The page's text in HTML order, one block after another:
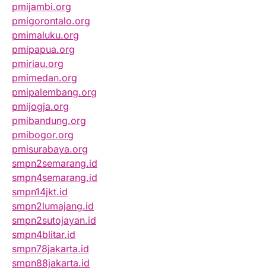
pmijambi.org
pmigorontalo.org
pmimaluku.org
pmipapua.org
pmiriau.org
pmimedan.org
pmipalembang.org
pmijogja.org
pmibandung.org
pmibogor.org
pmisurabaya.org
smpn2semarang.id
smpn4semarang.id
smpn14jkt.id
smpn2lumajang.id
smpn2sutojayan.id
smpn4blitar.id
smpn78jakarta.id
smpn88jakarta.id